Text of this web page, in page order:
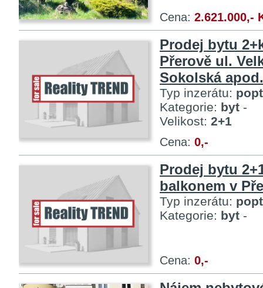
Cena: 2.621.000,-
Prodej bytu
Přerově ul.
Sokolská apod.
Typ inzerátu:
Kategorie: byt -
Velikost: 2+1
Cena: 0,-
Prodej bytu
balkonem v
Typ inzerátu:
Kategorie: byt -
Cena: 0,-